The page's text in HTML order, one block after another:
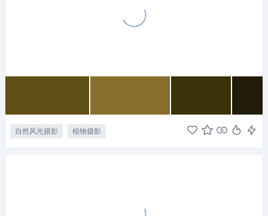
自然风光摄影 植物摄影